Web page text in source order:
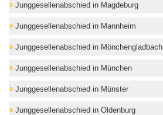
Junggesellenabschied in Magdeburg
Junggesellenabschied in Mannheim
Junggesellenabschied in Mönchengladbach
Junggesellenabschied in München
Junggesellenabschied in Münster
Junggesellenabschied in Oldenburg